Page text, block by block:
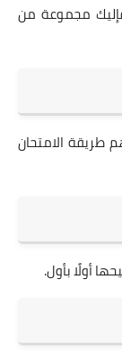
مجموعة من
طريقة الامتحان
أولًا بأول.